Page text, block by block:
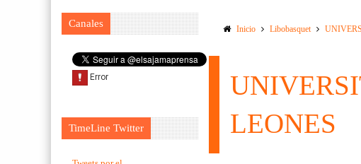
Canales
TimeLine Twitter
Inicio Libobasquet
LEONES